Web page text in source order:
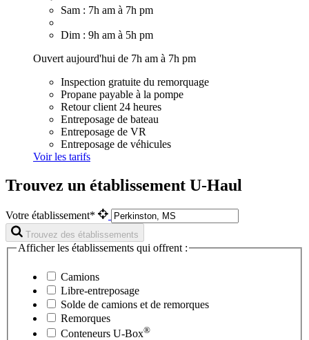
Sam : 7h am à 7h pm
Dim : 9h am à 5h pm
Ouvert aujourd'hui de 7h am à 7h pm
Inspection gratuite du remorquage
Propane payable à la pompe
Retour client 24 heures
Entreposage de bateau
Entreposage de VR
Entreposage de véhicules
Voir les tarifs
Trouvez un établissement U-Haul
Votre établissement*
Trouvez des établissements
Afficher les établissements qui offrent :
Camions
Libre-entreposage
Solde de camions et de remorques
Remorques
Conteneurs U-Box®